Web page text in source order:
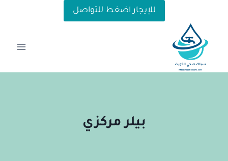
المحتوى
للإيجار اضغط للتواصل
بيلر مركزي